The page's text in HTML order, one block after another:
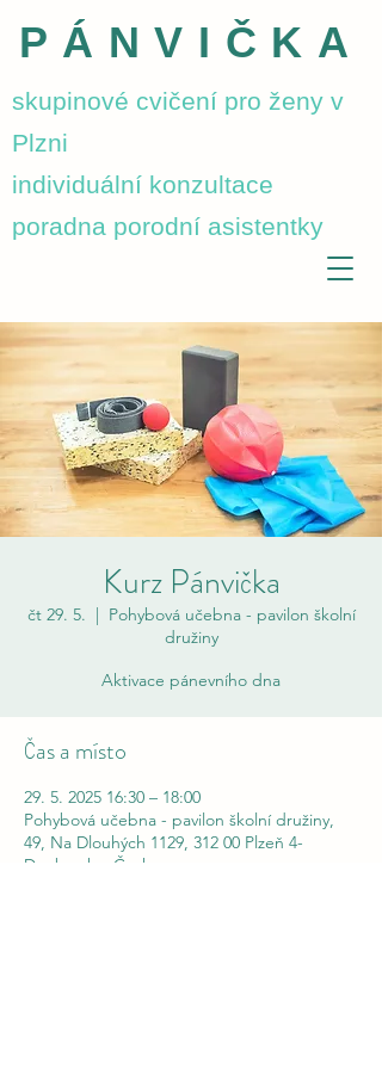
PÁNVIČKA
skupinové cvičení pro ženy v
Plzni
individuální konzultace
poradna porodní asistentky
Kurz Pánvička
čt 29. 5.
  |
Pohybová učebna - pavilon školní
družiny
Aktivace pánevního dna
Čas a místo
29. 5. 2025 16:30 – 18:00
Pohybová učebna - pavilon školní družiny,
49, Na Dlouhých 1129, 312 00 Plzeň 4-
Doubravka, Česko